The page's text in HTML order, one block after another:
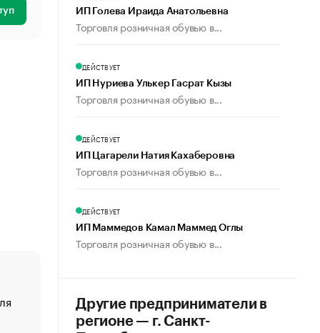
«От спорта тело стареет иначе». Как живет глава
создавшей GTA
ИП Голева Ираида Анатольевна
Торговля розничная обувью в...
ДЕЙСТВУЕТ
ИП Нуриева Улькер Гасрат Кызы
Торговля розничная обувью в...
ДЕЙСТВУЕТ
ИП Цагарели Натия Кахаберовна
Торговля розничная обувью в...
ДЕЙСТВУЕТ
ИП Маммедов Камал Маммед Оглы
Торговля розничная обувью в...
Другие предприниматели в
регионе — г. Санкт-